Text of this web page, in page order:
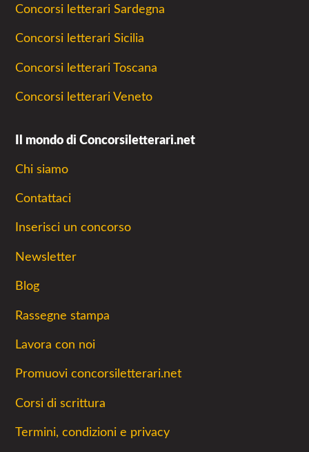
Concorsi letterari Sardegna
Concorsi letterari Sicilia
Concorsi letterari Toscana
Concorsi letterari Veneto
Il mondo di Concorsiletterari.net
Chi siamo
Contattaci
Inserisci un concorso
Newsletter
Blog
Rassegne stampa
Lavora con noi
Promuovi concorsiletterari.net
Corsi di scrittura
Termini, condizioni e privacy